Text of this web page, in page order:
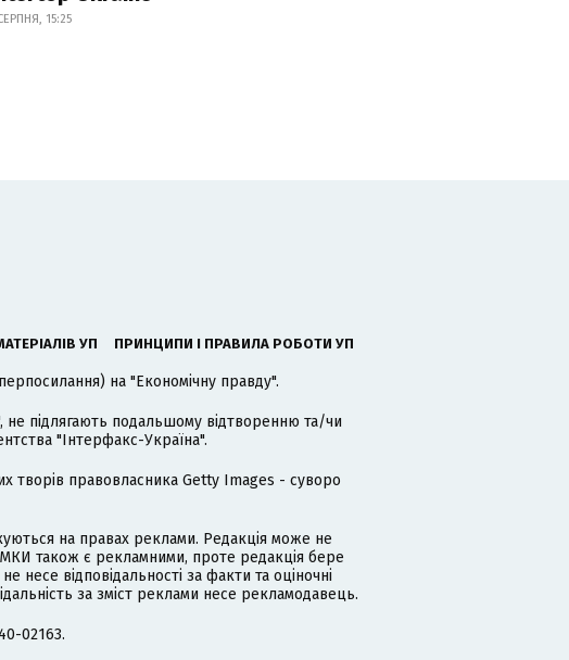
15:25
УП ПРИНЦИПИ І ПРАВИЛА РОБОТИ УП
на "Економічну правду".
, не підлягають подальшому відтворенню та/чи
"Інтерфакс-Україна".
творів правовласника Getty Images - суворо
на правах реклами. Редакція може не
також є рекламними, проте редакція бере
несе відповідальності за факти та оціночні
за зміст реклами несе рекламодавець.
02163.